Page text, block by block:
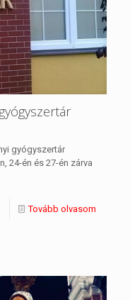
gyógyszertár
24-én és 27-én zárva
Tovább olvasom